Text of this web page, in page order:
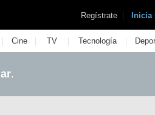
Regístrate | Inicia
| Cine | TV | Tecnología |
.